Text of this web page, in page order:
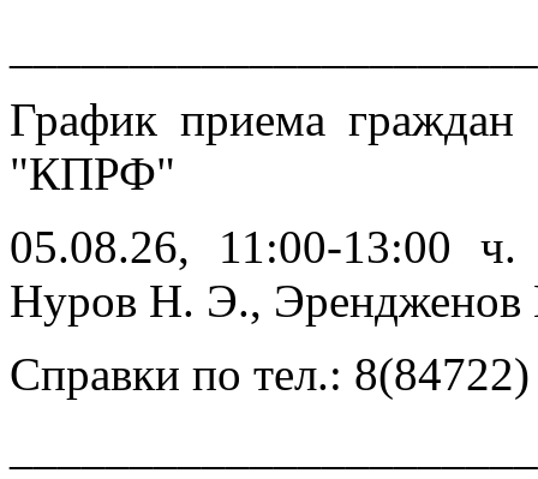
График приема
"КПРФ"
05.08.26, 11:00-13:00
Нуров Н. Э.,
Справки по тел.: